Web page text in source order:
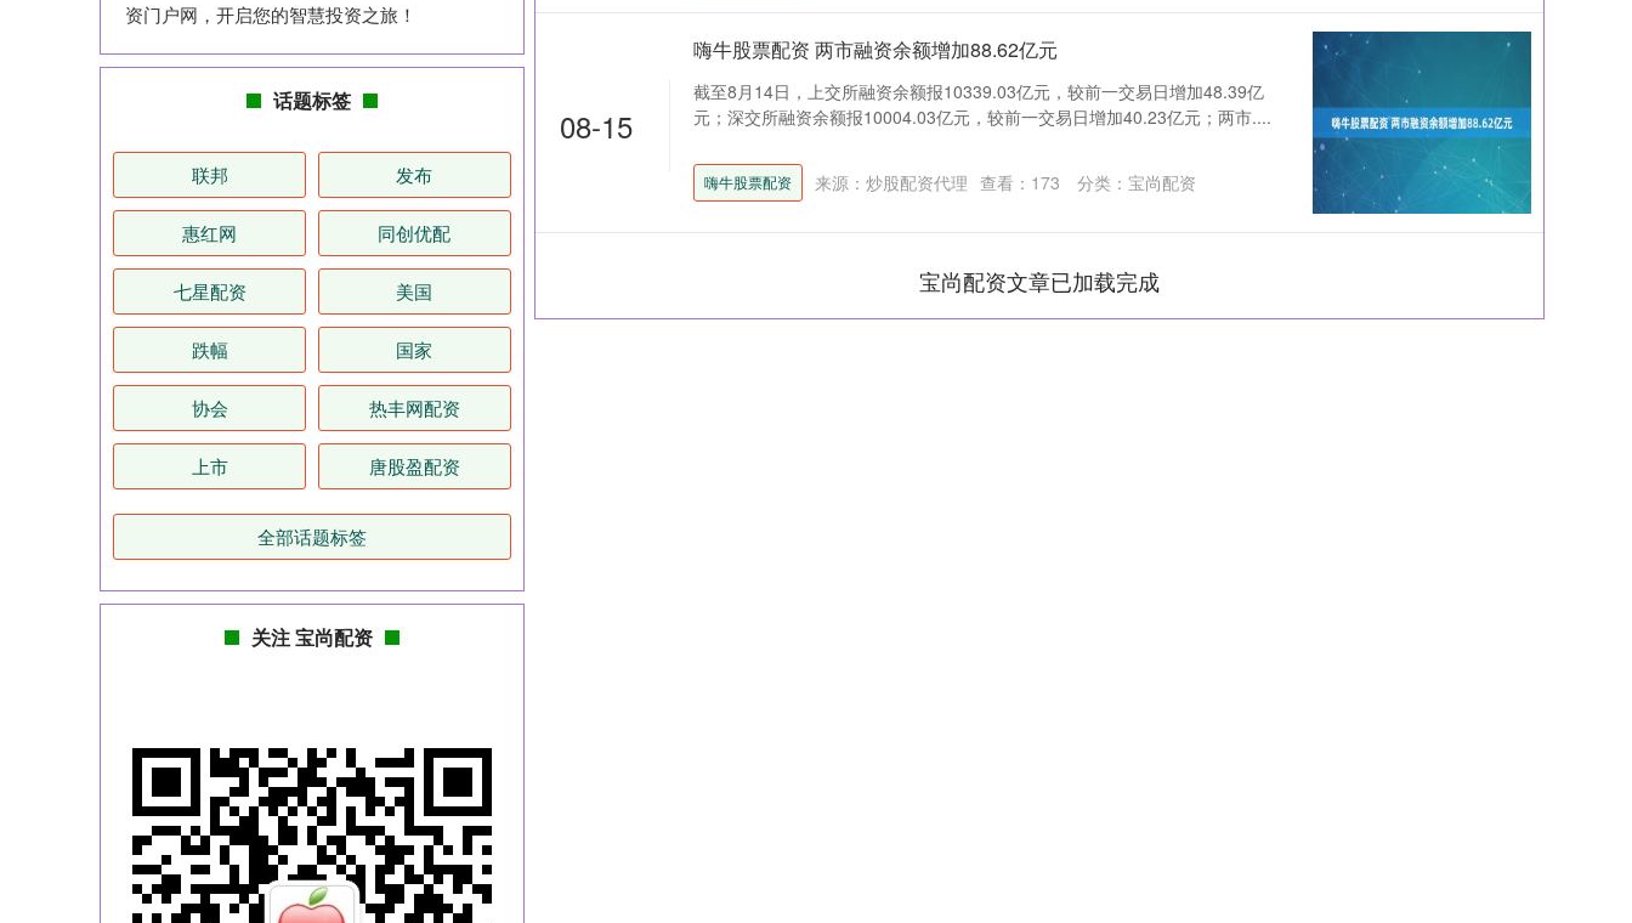
08-15
嗨牛股票配资 两市融资余额增加88.62亿元
截至8月14日，上交所融资余额报10339.03亿元，较前一交易日增加48.39亿
元；深交所融资余额报10004.03亿元，较前一交易日增加40.23亿元；两市....
嗨牛股票配资 来源：炒股配资代理 查看： 173 分类： 宝尚配资
宝尚配资文章已加载完成
资门户网，开启您的智慧投资之旅！
话题标签
联邦 发布
惠红网 同创优配
七星配资 美国
跌幅 国家
协会 热丰网配资
上市 唐股盈配资
全部话题标签
关注 宝尚配资